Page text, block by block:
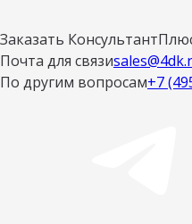
Заказать
Почта для связи
По другим вопросам+7